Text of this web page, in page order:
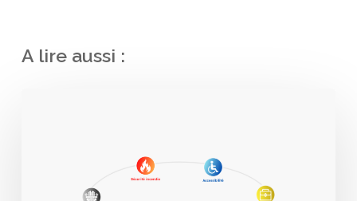
A lire aussi :